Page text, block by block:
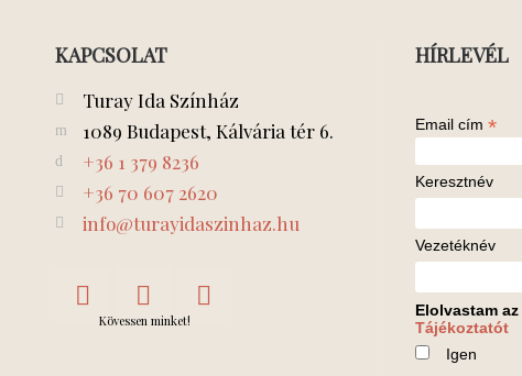
KAPCSOLAT
Turay Ida Színház
1089 Budapest, Kálvária tér 6.
+36 1 379 8236
+36 70 607 2620
info@turayidaszinhaz.hu
Kövessen minket!
HÍRLEVÉL
Email cím *
Keresztnév
Vezetéknév
Elolvastam az
Tájékoztatót
Igen